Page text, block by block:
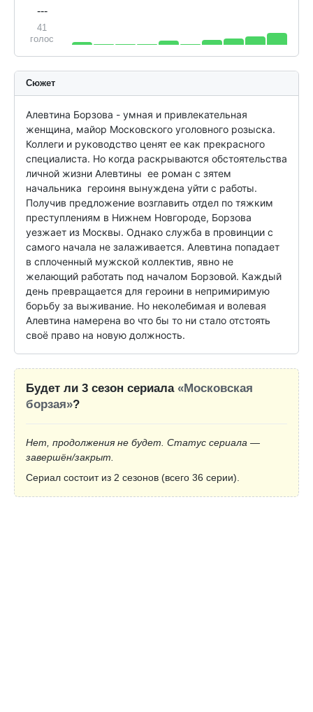
---
41
голос
Сюжет
Алевтина Борзова - умная и привлекательная
женщина, майор Московского уголовного розыска.
Коллеги и руководство ценят ее как прекрасного
специалиста. Но когда раскрываются обстоятельства
личной жизни Алевтины  ее роман с зятем
начальника  героиня вынуждена уйти с работы.
Получив предложение возглавить отдел по тяжким
преступлениям в Нижнем Новгороде, Борзова
уезжает из Москвы. Однако служба в провинции с
самого начала не залаживается. Алевтина попадает
в сплоченный мужской коллектив, явно не
желающий работать под началом Борзовой. Каждый
день превращается для героини в непримиримую
борьбу за выживание. Но неколебимая и волевая
Алевтина намерена во что бы то ни стало отстоять
своё право на новую должность.
Будет ли 3 сезон сериала «Московская
борзая»?
Нет, продолжения не будет. Статус сериала —
завершён/закрыт.
Сериал состоит из 2 сезонов (всего 36 серии).